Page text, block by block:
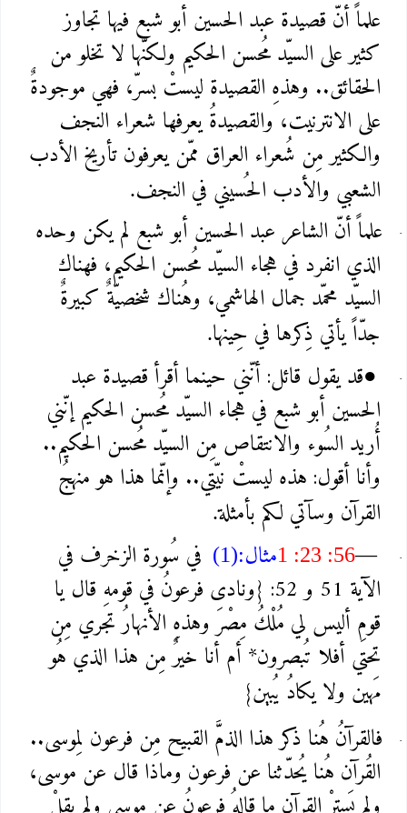
علماً أنّ قصيدة عبد الحسين أبو شبع فيها تجاوز
كثير على السيّد مُحسن الحكيم ولكنّها لا تخلو من
الحقائق.. وهذهِ القصيدة ليستْ بسرّ، فهي موجودةٌ
على الانترنيت، والقصيدةُ يعرفها شعراء النجف
والكثير مِن شُعراء العراق ممّن يعرفون تأريخ الأدب
الشعبي والأدب الحُسيني في النجف.
علماً أنّ الشاعر عبد الحسين أبو شبع لم يكن وحده
الذي انفرد في هجاء السيّد مُحسن الحكيم، فهناك
السيّد محمّد جمال الهاشمي، وهُناك شخصيّةٌ كبيرةٌ
جدّاً يأتي ذِكرها في حِينها.
●قد يقول قائل: أنّني حينما أقرأ قصيدة عبد
الحسين أبو شبع في هجاء السيّد مُحسن الحكيم إنّني
أُريد السُوء والانتقاص مِن السيّد مُحسن الحكيم..
وأنا أقول: هذه ليستْ نيّتي.. وإنّما هذا هو منهجُ
القرآن وسآتي لكم بأمثلة.
—
1 :23 :56مثال(1): في سُورة الزخرف في
الآية 51 و 52: {ونادى فرعونُ في قومهِ قال يا
قومِ أليس لي مُلْكُ مِصْرَ وهذهِ الأنهارُ تجري مِن
تحتي أفلا تُبصرون* أم أنا خيرٌ مِن هذا الذي هُو
مَهين ولا يكادُ يُبين}
فالقرآنُ هُنا ذكر هذا الذمَّ القبيح مِن فرعون لِموسى..
القُرآن هُنا يُحدّثنا عن فرعون وماذا قال عن موسى،